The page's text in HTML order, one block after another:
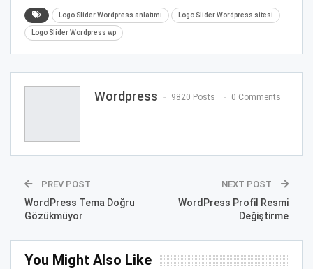
Logo Slider Wordpress anlatımı Logo Slider Wordpress sitesi
Logo Slider Wordpress wp
Wordpress 9820 Posts 0 Comments
PREV POST
WordPress Tema Doğru
Gözükmüyor
NEXT POST
WordPress Profil Resmi
Değiştirme
You Might Also Like